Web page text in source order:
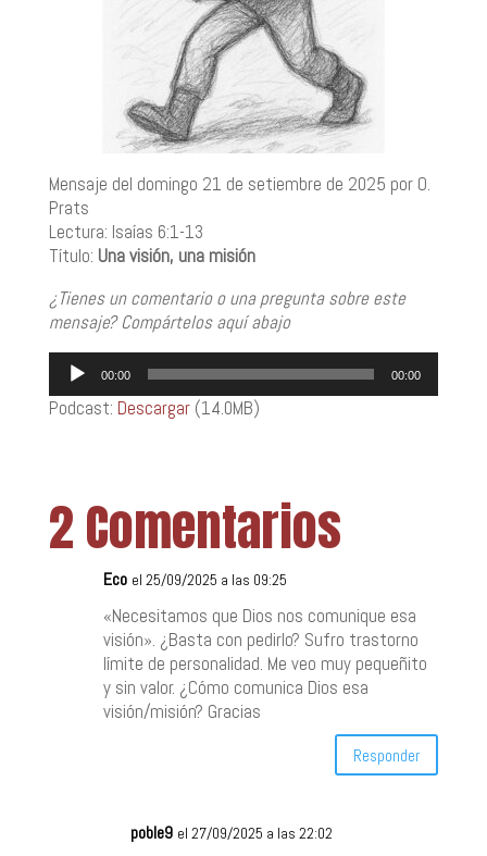
Mensaje del domingo 21 de setiembre de 2025 por O.
Prats
Lectura: Isaías 6:1-13
Título: Una visión, una misión
¿Tienes un comentario o una pregunta sobre este
mensaje? Compártelos aquí abajo
Reproductor
de
00:00 00:00
Podcast: Descargar(14.0MB)
2 Comentarios
Eco el 25/09/2025 a las 09:25
«Necesitamos que Dios nos comunique esa
visión». ¿Basta con pedirlo? Sufro trastorno
límite de personalidad. Me veo muy pequeñito
y sin valor. ¿Cómo comunica Dios esa
visión/misión? Gracias
Responder
poble9 el 27/09/2025 a las 22:02